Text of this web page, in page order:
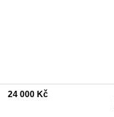
24 000 Kč